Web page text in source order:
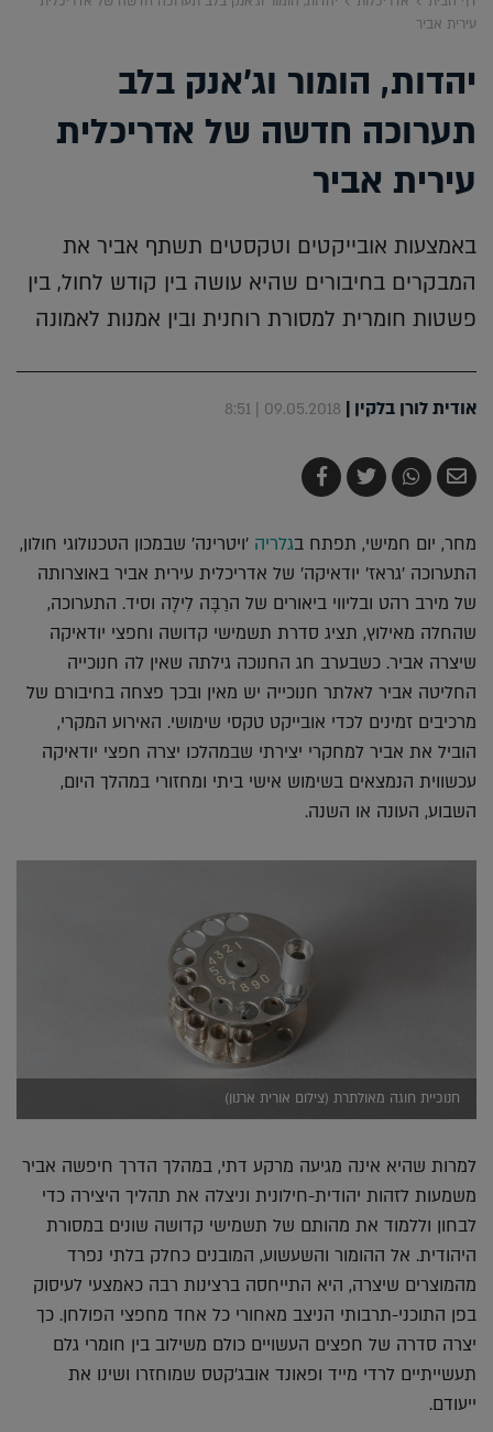
עירית אביר
יהדות, הומור וג'אנק בלב
תערוכה חדשה של אדריכלית
עירית אביר
באמצעות אובייקטים וטקסטים תשתף אביר את
המבקרים בחיבורים שהיא עושה בין קודש לחול, בין
פשטות חומרית למסורת רוחנית ובין אמנות לאמונה
אודית לורן בלקין |
09.05.2018 | 8:51
שלח
בדואר
שתף
ב-
צייץ
ב-
שתף
ב-
מחר, יום חמישי, תפתח בגלריה 'ויטרינה' שבמכון הטכנולוגי חולון,
התערוכה 'גראז' יודאיקה' של אדריכלית עירית אביר באוצרותה
של מירב רהט ובליווי ביאורים של הרַבָּה לִילָה וסיד. התערוכה,
שהחלה מאילוץ, תציג סדרת תשמישי קדושה וחפצי יודאיקה
שיצרה אביר. כשבערב חג החנוכה גילתה שאין לה חנוכייה
החליטה אביר לאלתר חנוכייה יש מאין ובכך פצחה בחיבורם של
מרכיבים זמינים לכדי אובייקט טקסי שימושי. האירוע המקרי,
הוביל את אביר למחקרי יצירתי שבמהלכו יצרה חפצי יודאיקה
עכשווית הנמצאים בשימוש אישי ביתי ומחזורי במהלך היום,
השבוע, העונה או השנה.
חנוכיית חוגה מאולתרת (צילום אורית ארנון)
למרות שהיא אינה מגיעה מרקע דתי, במהלך הדרך חיפשה אביר
משמעות לזהות יהודית-חילונית וניצלה את תהליך היצירה כדי
לבחון וללמוד את מהותם של תשמישי קדושה שונים במסורת
היהודית. אל ההומור והשעשוע, המובנים כחלק בלתי נפרד
מהמוצרים שיצרה, היא התייחסה ברצינות רבה כאמצעי לעיסוק
בפן התוכני-תרבותי הניצב מאחורי כל אחד מחפצי הפולחן. כך
יצרה סדרה של חפצים העשויים כולם משילוב בין חומרי גלם
תעשייתיים לרדי מייד ופאונד אובג'קטס שמוחזרו ושינו את
ייעודם.